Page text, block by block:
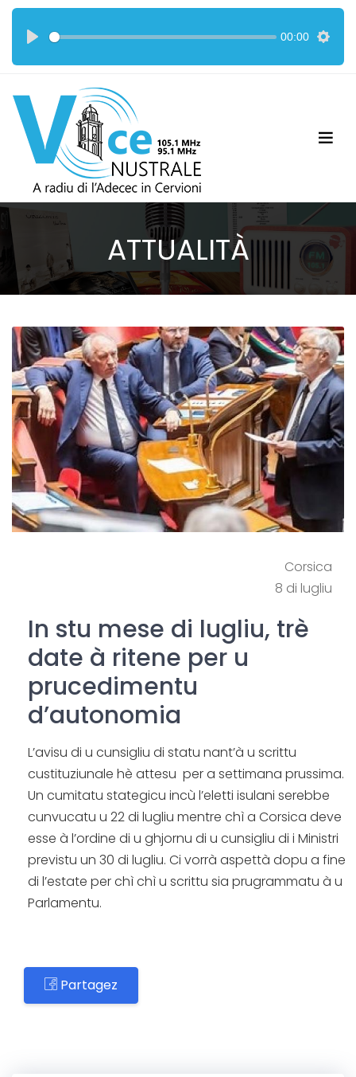
00:00
ATTUALITÀ
Corsica
8 di lugliu
In stu mese di lugliu, trè
date à ritene per u
prucedimentu
d’autonomia
L’avisu di u cunsigliu di statu nant’à u scrittu
custituziunale hè attesu per a settimana prussima.
Un cumitatu stategicu incù l’eletti isulani serebbe
cunvucatu u 22 di lugliu mentre chì a Corsica deve
esse à l’ordine di u ghjornu di u cunsigliu di i Ministri
previstu un 30 di lugliu. Ci vorrà aspettà dopu a fine
di l’estate per chì chì u scrittu sia prugrammatu à u
Parlamentu.
Partagez